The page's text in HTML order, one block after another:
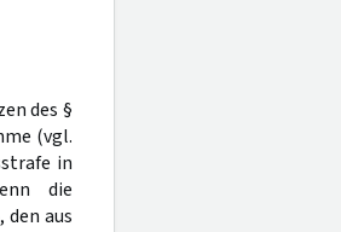
des §
(vgl.
in
die
aus